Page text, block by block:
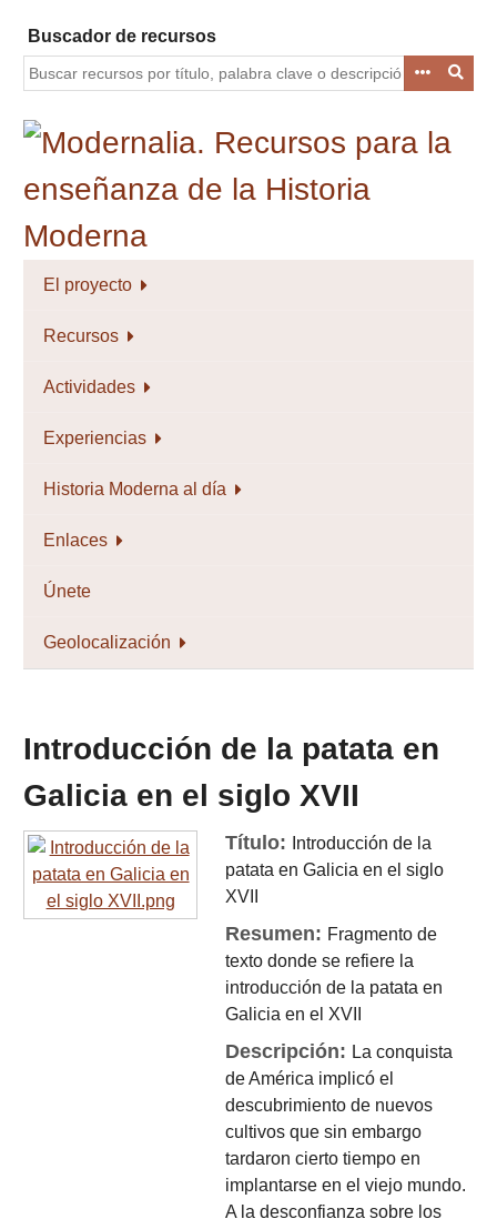
contenido
principal
Buscador de recursos
El proyecto
Recursos
Actividades
Experiencias
Historia Moderna al día
Enlaces
Únete
Geolocalización
Introducción de la patata en
Galicia en el siglo XVII
Título:
Introducción de la
patata en Galicia en el siglo
XVII
Resumen: Fragmento de
texto donde se refiere la
introducción de la patata en
Galicia en el XVII
Descripción: La conquista
de América implicó el
descubrimiento de nuevos
cultivos que sin embargo
tardaron cierto tiempo en
implantarse en el viejo mundo.
A la desconfianza sobre los